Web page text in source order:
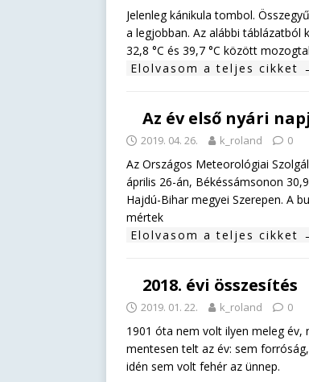
Jelenleg kánikula tombol.
a legjobban. Az alábbi táblázatból
32,8 °C és 39,7 °C között
Elolvasom a teljes cikket
Az év első nyári
2019. 04. 26. k_roland 0
Az Országos Meteorológiai
április 26-án, Békéssámsonon
Hajdú-Bihar megyei Szerepen. A
mértek
Elolvasom a teljes cikket
2018. évi összesítés
2019. 01. 22. k_roland 0
1901 óta nem volt ilyen meleg év,
mentesen telt az év: sem
idén sem volt fehér az ünnep.